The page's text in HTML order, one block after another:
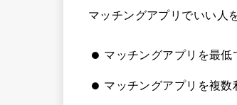
マッチングアプリでいい人
マッチングアプリを最低
マッチングアプリを複数